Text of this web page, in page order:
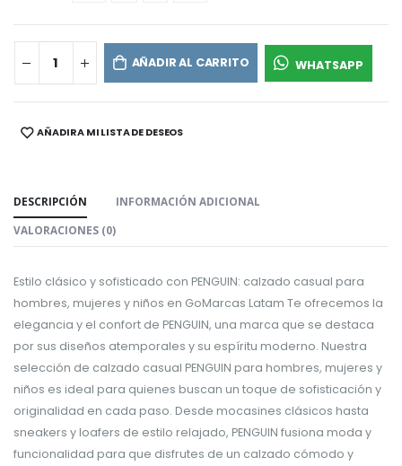
AÑADIR AL CARRITO WHATSAPP
SHARE:AÑADIR A MI LISTA DE DESEOS
DESCRIPCIÓN
INFORMACIÓN ADICIONAL
VALORACIONES (0)
Estilo clásico y sofisticado con PENGUIN: calzado casual para
hombres, mujeres y niños en GoMarcas Latam Te ofrecemos la
elegancia y el confort de PENGUIN, una marca que se destaca
por sus diseños atemporales y su espíritu moderno. Nuestra
selección de calzado casual PENGUIN para hombres, mujeres y
niños es ideal para quienes buscan un toque de sofisticación y
originalidad en cada paso. Desde mocasines clásicos hasta
sneakers y loafers de estilo relajado, PENGUIN fusiona moda y
funcionalidad para que disfrutes de un calzado cómodo y